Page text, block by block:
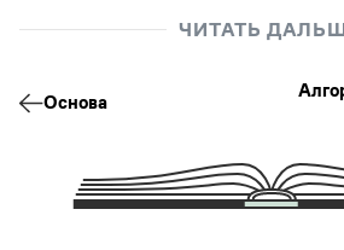
числительных
Разряды местоимений по
Разряды местоимений по
Грамматические признаки
существительных
ЧИТАТЬ
Основа